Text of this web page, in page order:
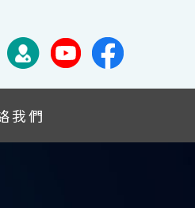
我們